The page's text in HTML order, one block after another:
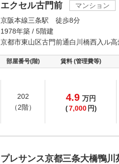
エクセル古門前
マンション
京阪本線三条駅 徒歩8分
1978年築 / 5階建
京都市東山区古門前通白川橋西入ル高
部屋番号(階) 賃料 (管理費等)
202
（2階）
4.9 万円
(7,000 円)
プレサンス京都三条大橋鴨川